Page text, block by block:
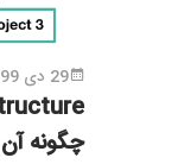
29 دی 1399
چگونه آن